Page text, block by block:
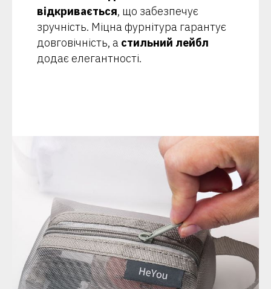
відкривається, що забезпечує
зручність. Міцна фурнітура гарантує
довговічність, а стильний лейбл
додає елегантності.